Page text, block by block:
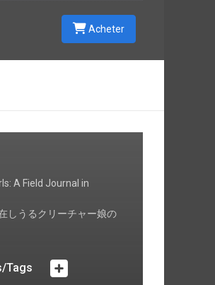
Acheter
A Field Journal in
しうるクリーチャー娘の
Tags